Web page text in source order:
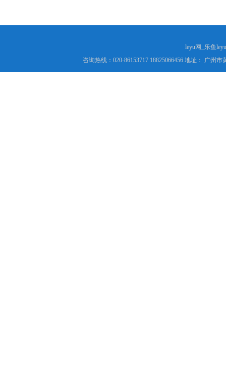
leyu网_乐鱼
咨询热线：020-86153717 18825066456 地址： 广州